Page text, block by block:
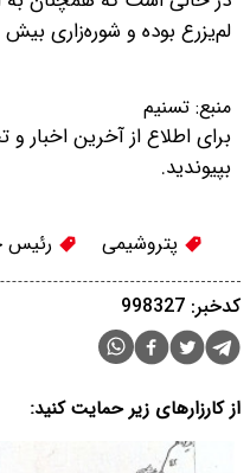
لم‌یزرع بوده و شوره‌زاری
منبع: تسنیم
برای اطلاع از آخرین اخبار
بپیوندید.
پتروشیمی رئیس
کدخبر: 998327
از کارزارهای زیر حمایت کنید: